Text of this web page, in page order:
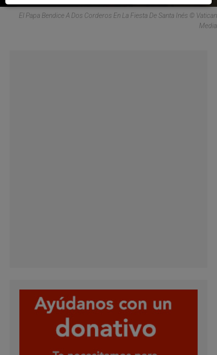
El Papa Bendice A Dos Corderos En La Fiesta De Santa Inés © Vatican
Media